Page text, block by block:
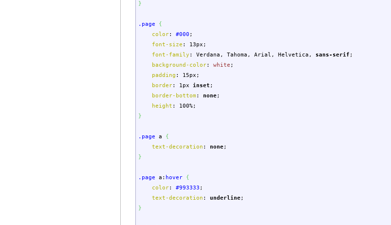
}
.page
{
color: #000 ;
font-size : 13px ;
font-family : Verdana , Tahoma , Arial , Helvetica , sans-serif ;
background-color: white ;
padding : 15px ;
border: 1px inset ;
border-bottom: none;
height : 100%;
}
.page a {
text-decoration : none;
}
.page a : hover
{
color: #993333 ;
text-decoration : underline;
}